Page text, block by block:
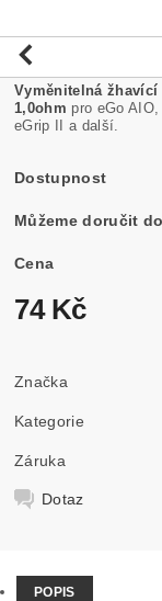
Vyměnitelná žhavící
1,0ohm pro eGo
eGrip II a další.
Dostupnost
Můžeme doručit do
Cena
74 Kč
Značka
Kategorie
Záruka
Dotaz
POPIS